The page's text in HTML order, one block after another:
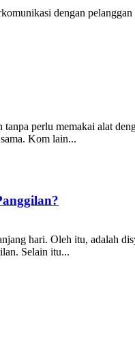
dengan
perlu memakai alat
Kom lain...
hari. Oleh itu, adalah
Selain itu...